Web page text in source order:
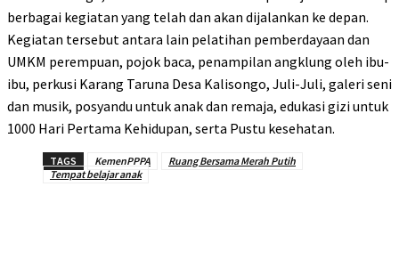
berbagai kegiatan yang telah dan akan dijalankan ke depan.
Kegiatan tersebut antara lain pelatihan pemberdayaan dan
UMKM perempuan, pojok baca, penampilan angklung oleh ibu-
ibu, perkusi Karang Taruna Desa Kalisongo, Juli-Juli, galeri seni
dan musik, posyandu untuk anak dan remaja, edukasi gizi untuk
1000 Hari Pertama Kehidupan, serta Pustu kesehatan.
TAGS KemenPPPA
Ruang Bersama Merah Putih
Tempat belajar anak